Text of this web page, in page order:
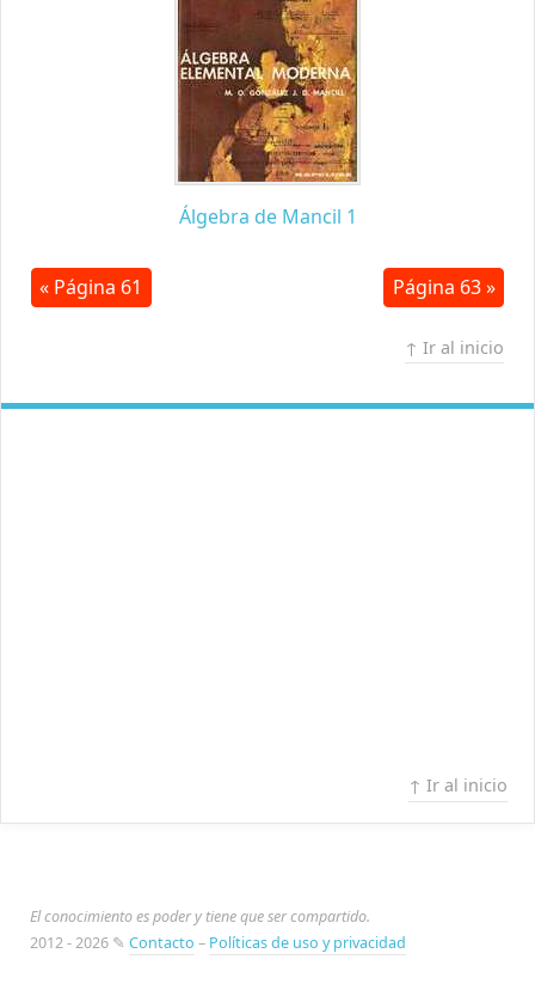
Álgebra de Mancil 1
« Página 61 Página 63 »
↑ Ir al inicio
↑ Ir al inicio
El conocimiento es poder y tiene que ser compartido.
2012 - 2026 ✎ Contacto – Políticas de uso y privacidad